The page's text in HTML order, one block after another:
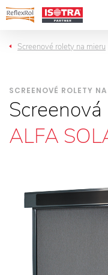
Screenové rolety na mieru
SCREENOVÉ ROLETY
Screenová
ALFA